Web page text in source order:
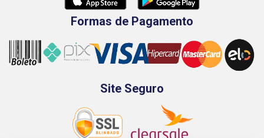
Formas de Pagamento
Site Seguro